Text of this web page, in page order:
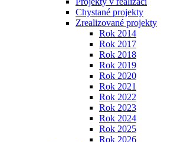
Chystané projekty
Zrealizované projekty
Rok 2014
Rok 2017
Rok 2018
Rok 2019
Rok 2020
Rok 2021
Rok 2022
Rok 2023
Rok 2024
Rok 2025
Rok 2026